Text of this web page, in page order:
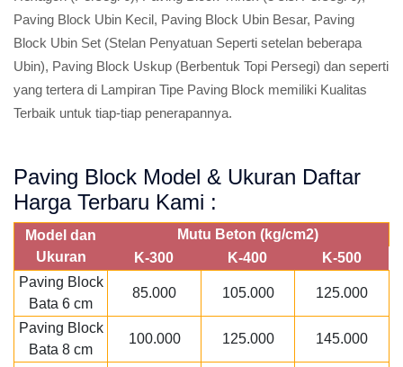
Paving Block Ubin Kecil, Paving Block Ubin Besar, Paving
Block Ubin Set (Stelan Penyatuan Seperti setelan beberapa
Ubin), Paving Block Uskup (Berbentuk Topi Persegi) dan seperti
yang tertera di Lampiran Tipe Paving Block memiliki Kualitas
Terbaik untuk tiap-tiap penerapannya.
Paving Block Model & Ukuran Daftar
Harga Terbaru Kami :
Model dan
Ukuran
Mutu Beton (kg/cm2)
K-300
K-400
K-500
Paving Block
Bata 6 cm
85.000 105.000 125.000
Paving Block
Bata 8 cm
100.000 125.000 145.000